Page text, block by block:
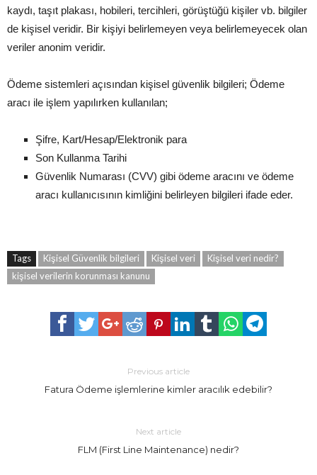
kaydı, taşıt plakası, hobileri, tercihleri, görüştüğü kişiler vb. bilgiler
de kişisel veridir. Bir kişiyi belirlemeyen veya belirlemeyecek olan
veriler anonim veridir.
Ödeme sistemleri açısından kişisel güvenlik bilgileri; Ödeme
aracı ile işlem yapılırken kullanılan;
Şifre, Kart/Hesap/Elektronik para
Son Kullanma Tarihi
Güvenlik Numarası (CVV) gibi ödeme aracını ve ödeme
aracı kullanıcısının kimliğini belirleyen bilgileri ifade eder.
Tags Kişisel Güvenlik bilgileri Kişisel veri
Kişisel veri nedir?
kişisel verilerin korunması kanunu
Previous article
Fatura Ödeme işlemlerine kimler aracılık edebilir?
Next article
FLM (First Line Maintenance) nedir?